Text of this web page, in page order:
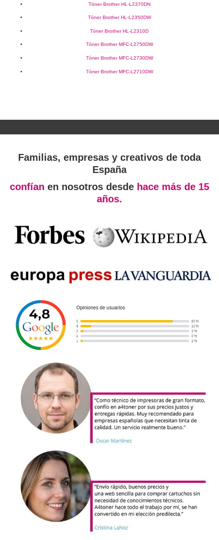
Tóner Brother HL-L2370DN
Tóner Brother HL-L2350DW
Tóner Brother HL-L2310D
Tóner Brother MFC-L2750DW
Tóner Brother MFC-L2730DW
Tóner Brother MFC-L2710DW
Familias, empresas y creativos de toda
España
confían en nosotros desde hace más de 15
años.